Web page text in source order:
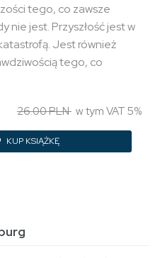
tego, co zawsze
nie jest. Przyszłość jest w
Jest również
tego, co
26.00 PLN w tym VAT 5%
KUP KSIĄŻKĘ